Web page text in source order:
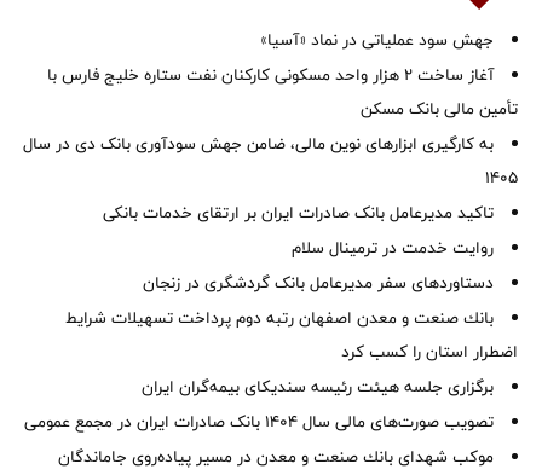
جهش سود عملیاتی در نماد «آسیا»
آغاز ساخت ۲ هزار واحد مسکونی کارکنان نفت ستاره خلیج فارس با
تأمین مالی بانک مسکن
به کارگیری ابزارهای نوین مالی، ضامن جهش سودآوری بانک دی در سال
1405
تاکید مدیرعامل بانک صادرات ایران بر ارتقای خدمات بانکی
روایت خدمت در ترمینال سلام
دستاوردهای سفر مدیرعامل بانک گردشگری در زنجان
بانك صنعت و معدن اصفهان رتبه دوم پرداخت تسهیلات شرایط
اضطرار استان را كسب كرد
برگزاری جلسه هیئت رئیسه سندیکای بیمه‌گران ایران
تصویب صورت‌های مالی سال ۱۴۰۴ بانک صادرات ایران در مجمع عمومی
موكب شهدای بانك صنعت و معدن در مسیر پیاده‌روی جاماندگان